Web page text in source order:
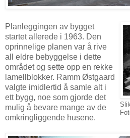
Planleggingen av bygget
startet allerede i 1963. Den
oprinnelige planen var å rive
all eldre bebyggelse i dette
området og sette opp en rekke
lamellblokker. Ramm Østgaard
valgte imidlertid å samle alt i
ett bygg, noe som gjorde det
mulig å bevare mange av de
omkringliggende husene.